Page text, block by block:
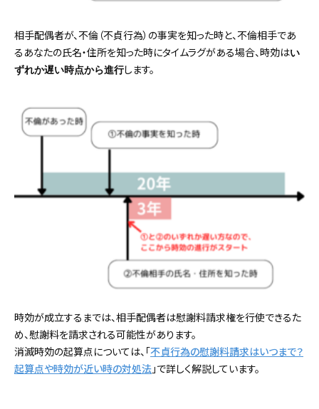
相手配偶者が、不倫（不貞行為）の事実を知った時と、不倫相手であ
るあなたの氏名・住所を知った時にタイムラグがある場合、時効はい
ずれか遅い時点から進行します。
時効が成立するまでは、相手配偶者は慰謝料請求権を行使できるた
め、慰謝料を請求される可能性があります。
消滅時効の起算点については、「不貞行為の慰謝料請求はいつまで？
起算点や時効が近い時の対処法 」で詳しく解説しています。